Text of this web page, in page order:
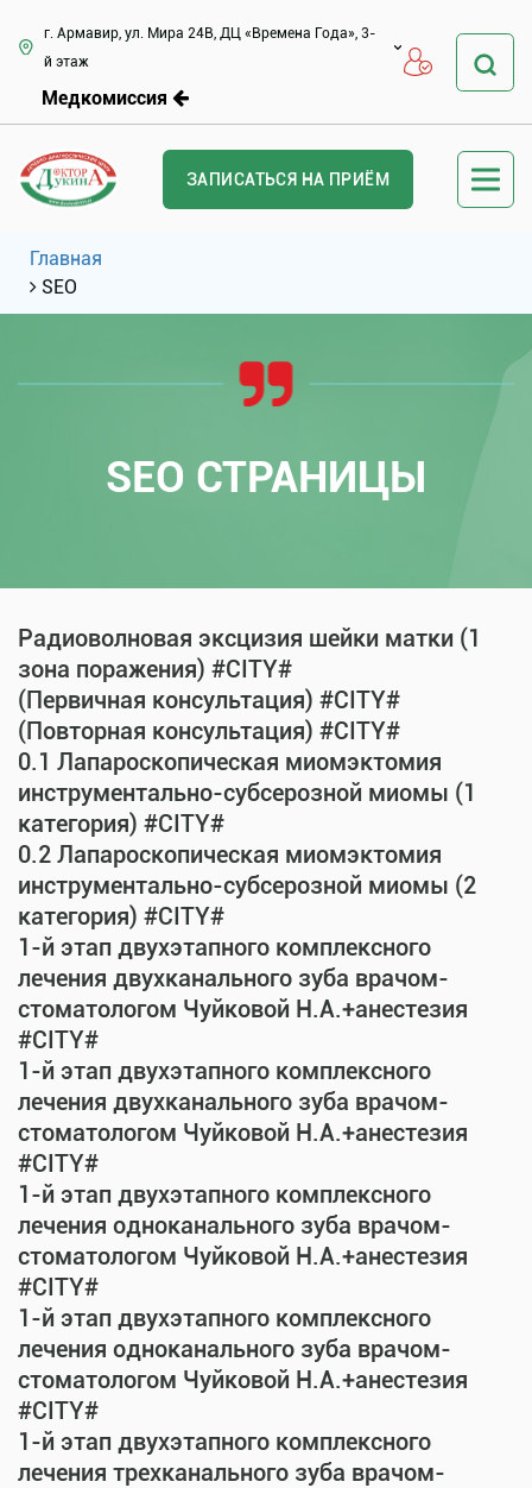
г. Армавир, ул. Мира 24В, ДЦ «Времена Года», 3-
й этаж
Медкомиссия
ЗАПИСАТЬСЯ НА ПРИЁМ
Главная
SEO
SEO СТРАНИЦЫ
Радиоволновая эксцизия шейки матки (1
зона поражения) #CITY#
(Первичная консультация) #CITY#
(Повторная консультация) #CITY#
0.1 Лапароскопическая миомэктомия
инструментально-субсерозной миомы (1
категория) #CITY#
0.2 Лапароскопическая миомэктомия
инструментально-субсерозной миомы (2
категория) #CITY#
1-й этап двухэтапного комплексного
лечения двухканального зуба врачом-
стоматологом Чуйковой Н.А.+анестезия
#CITY#
1-й этап двухэтапного комплексного
лечения двухканального зуба врачом-
стоматологом Чуйковой Н.А.+анестезия
#CITY#
1-й этап двухэтапного комплексного
лечения одноканального зуба врачом-
стоматологом Чуйковой Н.А.+анестезия
#CITY#
1-й этап двухэтапного комплексного
лечения одноканального зуба врачом-
стоматологом Чуйковой Н.А.+анестезия
#CITY#
1-й этап двухэтапного комплексного
лечения трехканального зуба врачом-